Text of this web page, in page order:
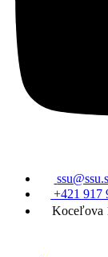
+421 917
Koceľova